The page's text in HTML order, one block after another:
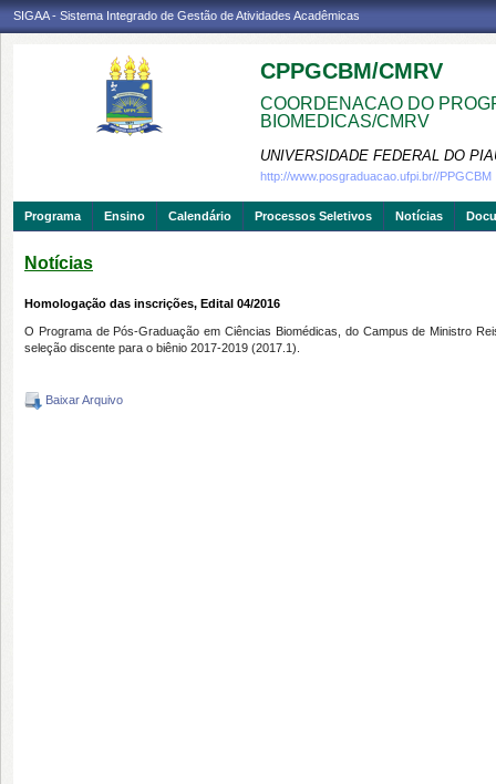
SIGAA - Sistema Integrado de Gestão de Atividades Acadêmicas
CPPGCBM/CMRV
COORDENACAO DO
BIOMEDICAS/CMRV
UNIVERSIDADE FEDERAL DO
http://www.posgraduacao.ufpi.br//PPGCBM
Programa Ensino Calendário Processos Seletivos Notícias
Notícias
Homologação das inscrições, Edital 04/2016
O Programa de Pós-Graduação em Ciências Biomédicas, do Campus de Ministro
seleção discente para o biênio 2017-2019 (2017.1).
Baixar Arquivo